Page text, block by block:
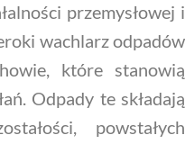
przemysłowej i
wachlarz odpadów
które stanowią
Odpady te składają
powstałych